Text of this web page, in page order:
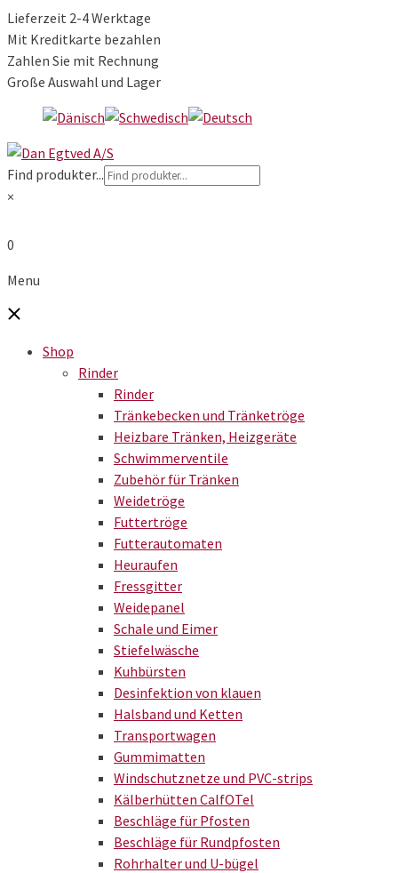
Lieferzeit 2-4 Werktage
Mit Kreditkarte bezahlen
Zahlen Sie mit Rechnung
Große Auswahl und Lager
Find produkter...
×
0
Menu
Shop
Rinder
Rinder
Tränkebecken und Tränketröge
Heizbare Tränken, Heizgeräte
Schwimmerventile
Zubehör für Tränken
Weidetröge
Futtertröge
Futterautomaten
Heuraufen
Fressgitter
Weidepanel
Schale und Eimer
Stiefelwäsche
Kuhbürsten
Desinfektion von klauen
Halsband und Ketten
Transportwagen
Gummimatten
Windschutznetze und PVC-strips
Kälberhütten CalfOTel
Beschläge für Pfosten
Beschläge für Rundpfosten
Rohrhalter und U-bügel